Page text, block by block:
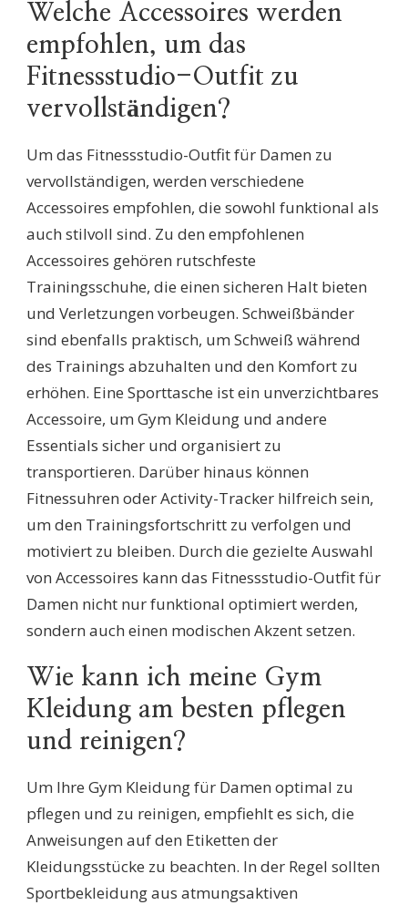
Welche Accessoires werden
empfohlen, um das
Fitnessstudio-Outfit zu
vervollständigen?
Um das Fitnessstudio-Outfit für Damen zu
vervollständigen, werden verschiedene
Accessoires empfohlen, die sowohl funktional als
auch stilvoll sind. Zu den empfohlenen
Accessoires gehören rutschfeste
Trainingsschuhe, die einen sicheren Halt bieten
und Verletzungen vorbeugen. Schweißbänder
sind ebenfalls praktisch, um Schweiß während
des Trainings abzuhalten und den Komfort zu
erhöhen. Eine Sporttasche ist ein unverzichtbares
Accessoire, um Gym Kleidung und andere
Essentials sicher und organisiert zu
transportieren. Darüber hinaus können
Fitnessuhren oder Activity-Tracker hilfreich sein,
um den Trainingsfortschritt zu verfolgen und
motiviert zu bleiben. Durch die gezielte Auswahl
von Accessoires kann das Fitnessstudio-Outfit für
Damen nicht nur funktional optimiert werden,
sondern auch einen modischen Akzent setzen.
Wie kann ich meine Gym
Kleidung am besten pflegen
und reinigen?
Um Ihre Gym Kleidung für Damen optimal zu
pflegen und zu reinigen, empfiehlt es sich, die
Anweisungen auf den Etiketten der
Kleidungsstücke zu beachten. In der Regel sollten
Sportbekleidung aus atmungsaktiven